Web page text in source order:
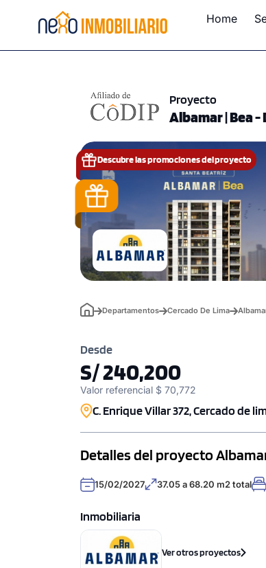
Home
Proyecto
Albamar | Bea
Descubre las promociones del proyecto
Departamentos Cercado De Lima
Desde
S/ 240,200
Valor referencial $ 70,772
C. Enrique Villar 372, Cercado de
Detalles del proyecto
15/02/2027 37.05 a 68.20 m2 total
Inmobiliaria
Ver otros proyectos